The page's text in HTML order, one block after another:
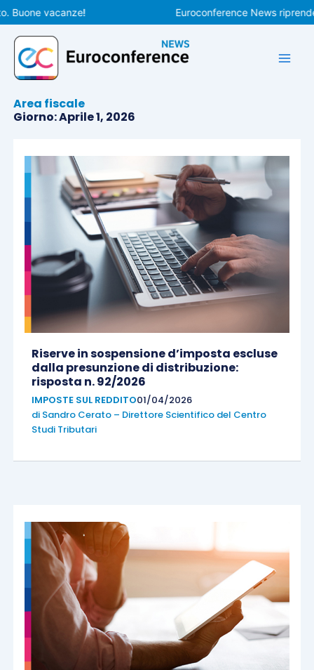
Vai
al
contenuto
vacanze! Euroconference News
Area fiscale
Giorno: Aprile 1, 2026
Riserve in sospensione d’imposta escluse
dalla presunzione di distribuzione:
risposta n. 92/2026
IMPOSTE SUL REDDITO01/04/2026
di Sandro Cerato – Direttore Scientifico del Centro
Studi Tributari